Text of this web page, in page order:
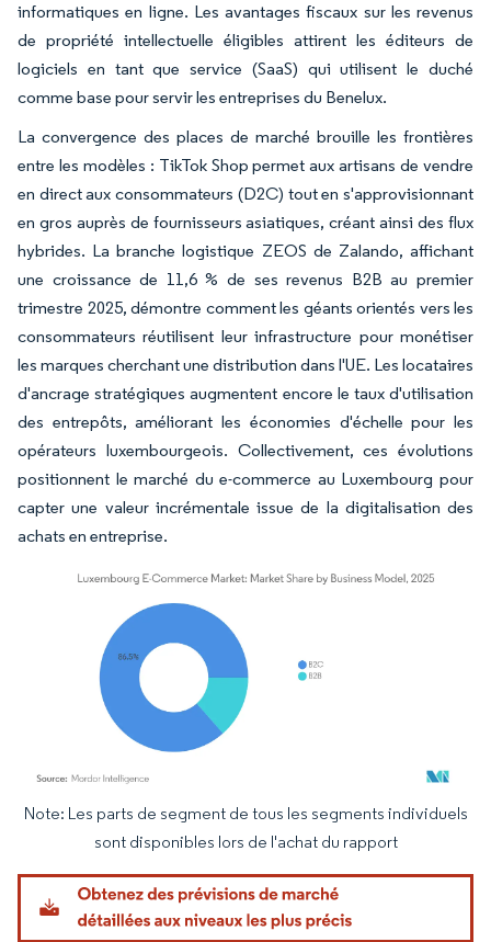
informatiques en ligne. Les avantages fiscaux sur les revenus
de propriété intellectuelle éligibles attirent les éditeurs de
logiciels en tant que service (SaaS) qui utilisent le duché
comme base pour servir les entreprises du Benelux.
La convergence des places de marché brouille les frontières
entre les modèles : TikTok Shop permet aux artisans de vendre
en direct aux consommateurs (D2C) tout en s'approvisionnant
en gros auprès de fournisseurs asiatiques, créant ainsi des flux
hybrides. La branche logistique ZEOS de Zalando, affichant
une croissance de 11,6 % de ses revenus B2B au premier
trimestre 2025, démontre comment les géants orientés vers les
consommateurs réutilisent leur infrastructure pour monétiser
les marques cherchant une distribution dans l'UE. Les locataires
d'ancrage stratégiques augmentent encore le taux d'utilisation
des entrepôts, améliorant les économies d'échelle pour les
opérateurs luxembourgeois. Collectivement, ces évolutions
positionnent le marché du e-commerce au Luxembourg pour
capter une valeur incrémentale issue de la digitalisation des
achats en entreprise.
Image © Mordor Intelligence. La réutilisation nécessite une attribution sous CC BY
Note: Les parts de segment de tous les segments individuels
sont disponibles lors de l'achat du rapport